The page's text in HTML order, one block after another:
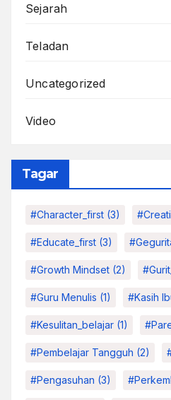
Sejarah
Teladan
Uncategorized
Video
Tagar
#character_first (3)
#educate_first (3)
#growth Mindset (2)
#Guru Menulis (1) #kasih
#kesulitan_belajar (1)
#pembelajar Tangguh (2)
#pengasuhan (3)